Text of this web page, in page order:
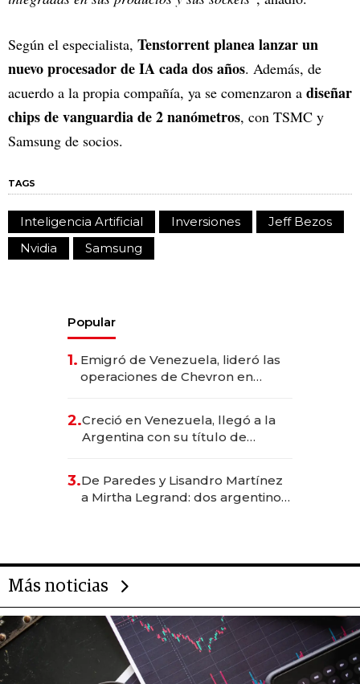
Según el especialista, Tenstorrent planea lanzar un
nuevo procesador de IA cada dos años. Además, de
acuerdo a la propia compañía, ya se comenzaron a diseñar
chips de vanguardia de 2 nanómetros, con TSMC y
Samsung de socios.
TAGS
Inteligencia Artificial Inversiones
Jeff Bezos
Nvidia
Samsung
Popular
1. Emigró de Venezuela, lideró las
operaciones de Chevron en
2.Creció en Venezuela, llegó a la
Argentina con su título de
las marcas "fast premium"
3.De Paredes y Lisandro Martínez
a Mirtha Legrand: dos argentinos
Más noticias